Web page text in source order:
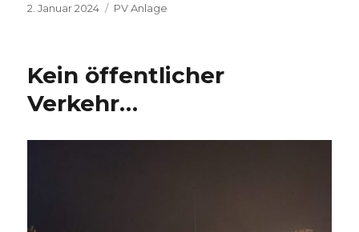
Veröffentlicht
2. Januar 2024 Kategorien
PV Anlage
Kein öffentlicher
Verkehr…